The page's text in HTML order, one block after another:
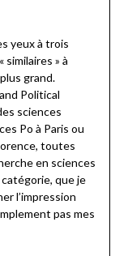
yeux à trois
» à
grand.
Political
sciences
Po à Paris ou
toutes
en sciences
que je
l’impression
pas mes